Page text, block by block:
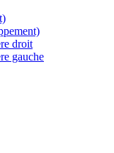
droit
gauche